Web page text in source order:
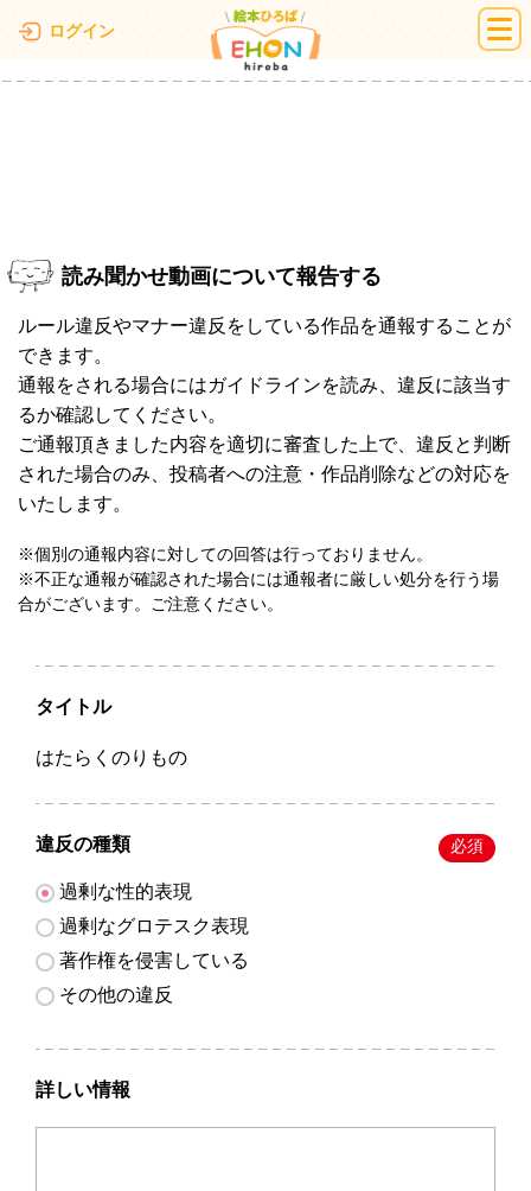
ログイン 絵本ひろば
読み聞かせ動画について報告する
ルール違反やマナー違反をしている作品を通報することが
できます。
通報をされる場合にはガイドラインを読み、違反に該当す
るか確認してください。
ご通報頂きました内容を適切に審査した上で、違反と判断
された場合のみ、投稿者への注意・作品削除などの対応を
いたします。
※個別の通報内容に対しての回答は行っておりません。
※不正な通報が確認された場合には通報者に厳しい処分を行う場
合がございます。ご注意ください。
タイトル
はたらくのりもの
違反の種類 必須
過剰な性的表現
過剰なグロテスク表現
著作権を侵害している
その他の違反
詳しい情報